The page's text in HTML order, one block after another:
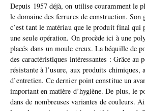
Depuis 1957 déjà, on utilise couramment le
le domaine des ferrures de construction. Son
c’est tant le matériau que le produit final qui
une seule opération. On procède ici à une
placés dans un moule creux. La béquille de
des caractéristiques intéressantes : Grâce au
résistante à l’usure, aux produits chimiques,
d’entretien. Ce dernier point constitue un
important en matière d’hygiène. De plus, le
dans de nombreuses variantes de couleurs.